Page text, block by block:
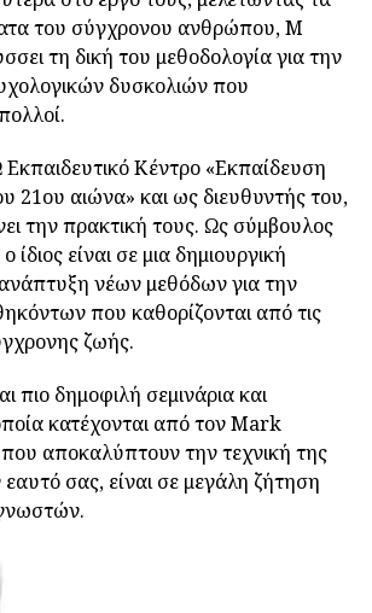
του σύγχρονου ανθρώπου, Μ
τη δική του μεθοδολογία για την
δυσκολιών που
Κέντρο «Εκπαίδευση
21ου αιώνα» και ως διευθυντής του,
την πρακτική τους. Ως σύμβουλος
ίδιος είναι σε μια δημιουργική
νέων μεθόδων για την
που καθορίζονται από τις
ζωής.
πιο δημοφιλή σεμινάρια και
κατέχονται από τον Mark
αποκαλύπτουν την τεχνική της
εαυτό σας, είναι σε μεγάλη ζήτηση